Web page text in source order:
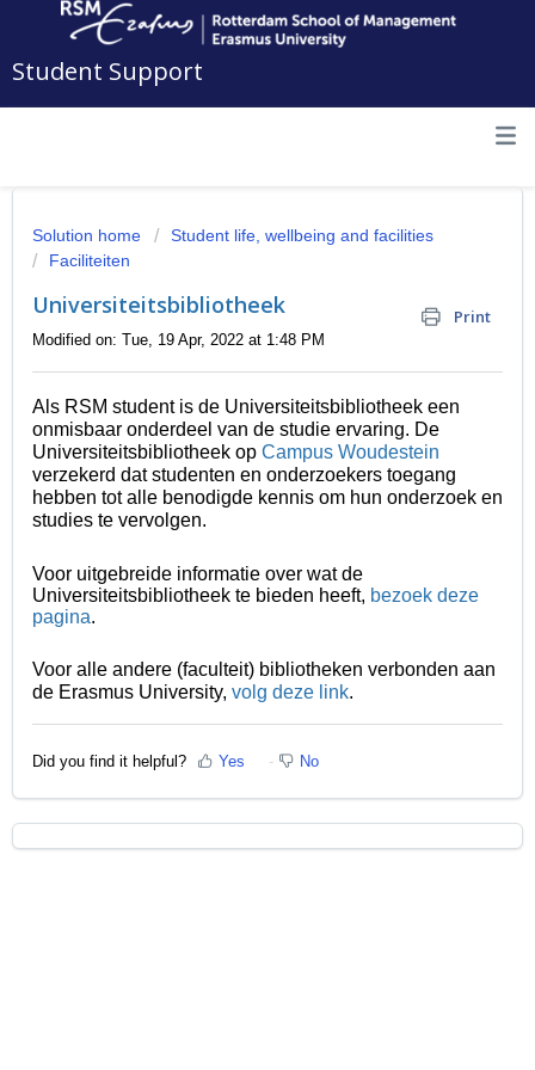
Student Support
Solution home
Student life, wellbeing and facilities
Faciliteiten
Universiteitsbibliotheek Print
Modified on: Tue, 19 Apr, 2022 at 1:48 PM
Als RSM student is de Universiteitsbibliotheek een
onmisbaar onderdeel van de studie ervaring. De
Universiteitsbibliotheek op Campus Woudestein
verzekerd dat studenten en onderzoekers toegang
hebben tot alle benodigde kennis om hun onderzoek en
studies te vervolgen.
Voor uitgebreide informatie over wat de
Universiteitsbibliotheek te bieden heeft, bezoek deze
pagina.
Voor alle andere (faculteit) bibliotheken verbonden aan
de Erasmus University, volg deze link.
Did you find it helpful? Yes No